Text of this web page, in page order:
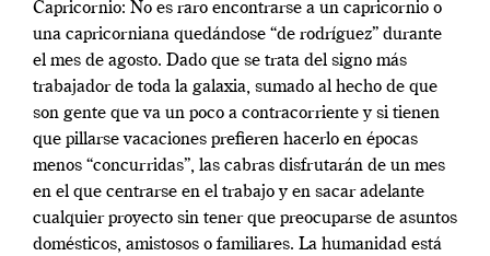
Capricornio: No es raro encontrarse a un capricornio o
una capricorniana quedándose “de rodríguez” durante
el mes de agosto. Dado que se trata del signo más
trabajador de toda la galaxia, sumado al hecho de que
son gente que va un poco a contracorriente y si tienen
que pillarse vacaciones prefieren hacerlo en épocas
menos “concurridas”, las cabras disfrutarán de un mes
en el que centrarse en el trabajo y en sacar adelante
cualquier proyecto sin tener que preocuparse de asuntos
domésticos, amistosos o familiares. La humanidad está